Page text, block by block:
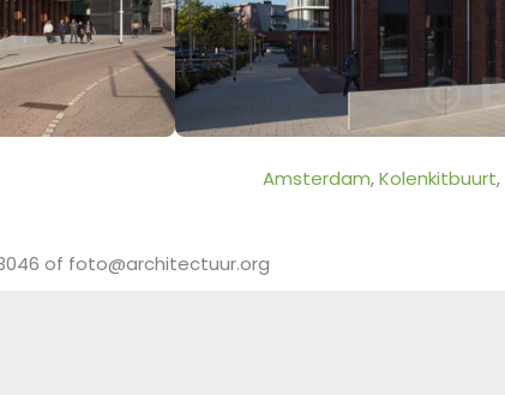
Amsterdam, Kolenkitbuurt,
of foto@architectuur.org